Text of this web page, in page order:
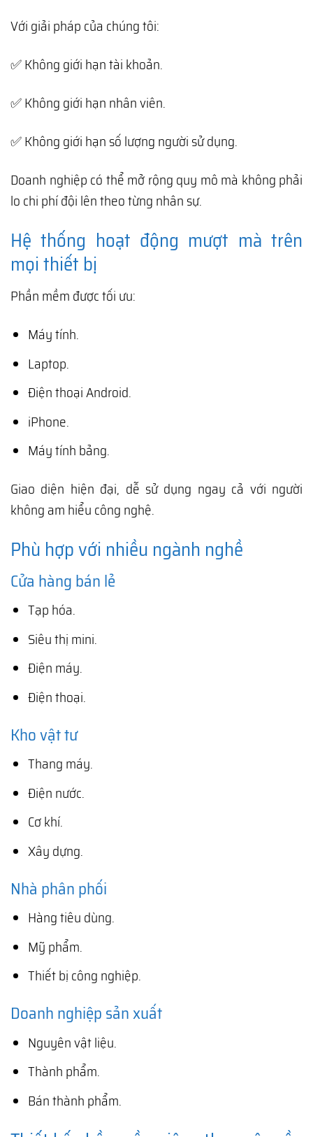
Với giải pháp của chúng tôi:
✅ Không giới hạn tài khoản.
✅ Không giới hạn nhân viên.
✅ Không giới hạn số lượng người sử dụng.
Doanh nghiệp có thể mở rộng quy mô mà không phải
lo chi phí đội lên theo từng nhân sự.
Hệ thống hoạt động mượt mà trên
mọi thiết bị
Phần mềm được tối ưu:
Máy tính.
Laptop.
Điện thoại Android.
iPhone.
Máy tính bảng.
Giao diện hiện đại, dễ sử dụng ngay cả với người
không am hiểu công nghệ.
Phù hợp với nhiều ngành nghề
Cửa hàng bán lẻ
Tạp hóa.
Siêu thị mini.
Điện máy.
Điện thoại.
Kho vật tư
Thang máy.
Điện nước.
Cơ khí.
Xây dựng.
Nhà phân phối
Hàng tiêu dùng.
Mỹ phẩm.
Thiết bị công nghiệp.
Doanh nghiệp sản xuất
Nguyên vật liệu.
Thành phẩm.
Bán thành phẩm.